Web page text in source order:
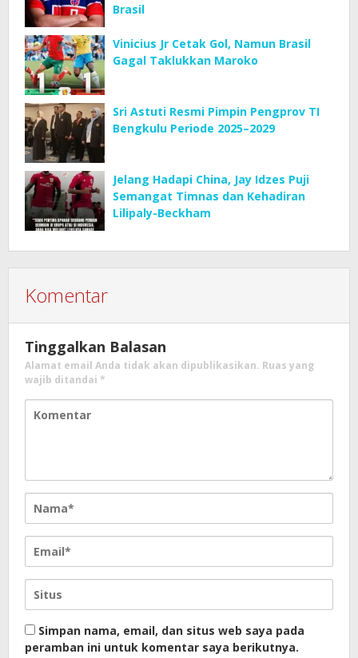
Brasil
Vinicius Jr Cetak Gol, Namun Brasil
Gagal Taklukkan Maroko
Sri Astuti Resmi Pimpin Pengprov TI
Bengkulu Periode 2025–2029
Jelang Hadapi China, Jay Idzes Puji
Semangat Timnas dan Kehadiran
Lilipaly-Beckham
Komentar
Tinggalkan Balasan
Alamat email Anda tidak akan dipublikasikan. Ruas yang
wajib ditandai *
Simpan nama, email, dan situs web saya pada
peramban ini untuk komentar saya berikutnya.